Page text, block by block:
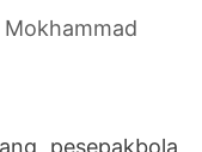
Mokhammad
pesepakbola